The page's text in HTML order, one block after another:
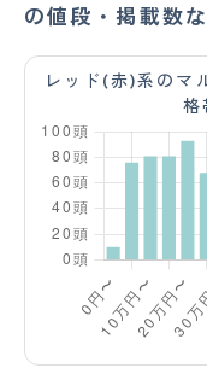
の値段・掲載数
レッド(赤)系のマ
格